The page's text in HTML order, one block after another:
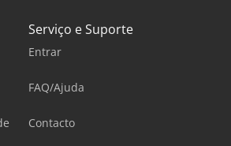
Serviço e Suporte
Entrar
FAQ/Ajuda
Contacto